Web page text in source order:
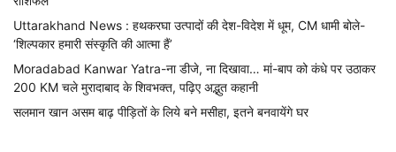
Uttarakhand News : हथकरघा उत्पादों की देश-विदेश में धूम, CM धामी बोले-
‘शिल्पकार हमारी संस्कृति की आत्मा हैं’
Moradabad Kanwar Yatra-ना डीजे, ना दिखावा… मां-बाप को कंधे पर उठाकर
200 KM चले मुरादाबाद के शिवभक्त, पढ़िए अद्भुत कहानी
सलमान खान असम बाढ़ पीड़ितों के लिये बने मसीहा, इतने बनवायेंगे घर